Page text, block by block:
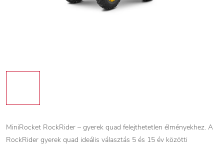
MiniRocket RockRider – gyerek quad felejthetetlen élményekhez. A
RockRider gyerek quad ideális választás 5 és 15 év közötti